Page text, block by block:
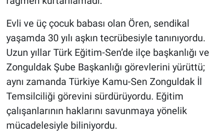
Evli ve üç çocuk babası olan Ören, sendikal
yaşamda 30 yılı aşkın tecrübesiyle tanınıyordu.
Uzun yıllar Türk Eğitim-Sen’de ilçe başkanlığı ve
Zonguldak Şube Başkanlığı görevlerini yürüttü;
aynı zamanda Türkiye Kamu-Sen Zonguldak İl
Temsilciliği görevini sürdürüyordu. Eğitim
çalışanlarının haklarını savunmaya yönelik
mücadelesiyle biliniyordu.